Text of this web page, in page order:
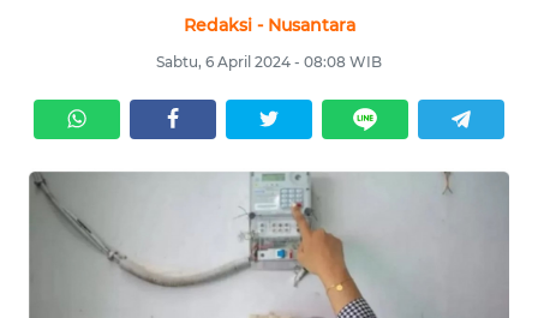
Redaksi - Nusantara
Sabtu, 6 April 2024 - 08:08 WIB
SERBA-
SERBI
LABUAN
BAJO